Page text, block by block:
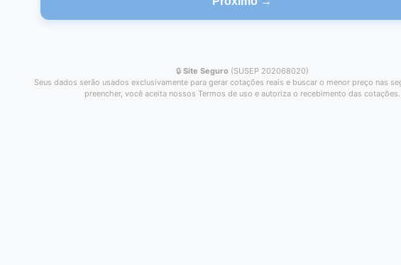
🔒 Site Seguro (SUSEP 202068020)
Seus dados serão usados exclusivamente para gerar cotações reais e buscar o menor preço nas
preencher, você aceita nossos Termos de uso e autoriza o recebimento das cotações.